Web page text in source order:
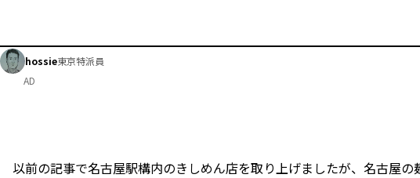
hossie東京特派員
AD
以前の記事で名古屋駅構内のきしめん店を取り上げましたが、名古屋